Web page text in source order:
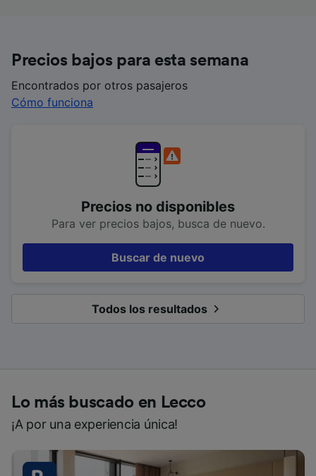
Precios bajos para esta semana
Encontrados por otros pasajeros
Cómo funciona
Precios no disponibles
Para ver precios bajos, busca de nuevo.
Buscar de nuevo
Todos los resultados
Lo más buscado en Lecco
¡A por una experiencia única!